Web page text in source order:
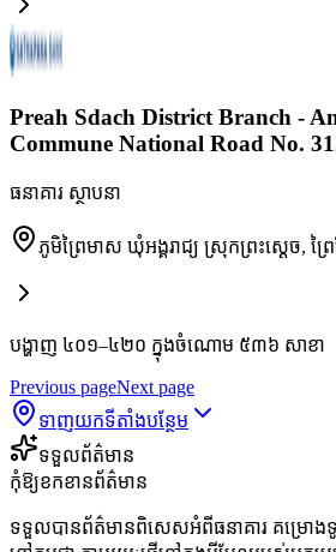
Preah Sdach District Branch -
Commune National Road No.
ធនាគារ ស្ថាបនា
ភូមិព្រៃមាស ឃុំអង្គរាជ្យ ស្រុកព្រះស្តេច, ព្រ
បង្ហាញ ៤០១–៤២០ ក្នុងចំណោម ៥៣៦ សាខា
Previous pageNext page
ទាញយកទីតាំងបន្ថែម
ទទួលព័ត៌មាន
កុំឱ្យខកខានព័ត៌មាន
ទទួលបានព័ត៌មានពិសេសអំពីធនាគារ គម្រោង